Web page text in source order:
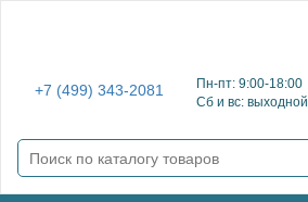
+7 (499) 343-2081
Пн-пт: 9:00-18:00
Сб и вс: выходной